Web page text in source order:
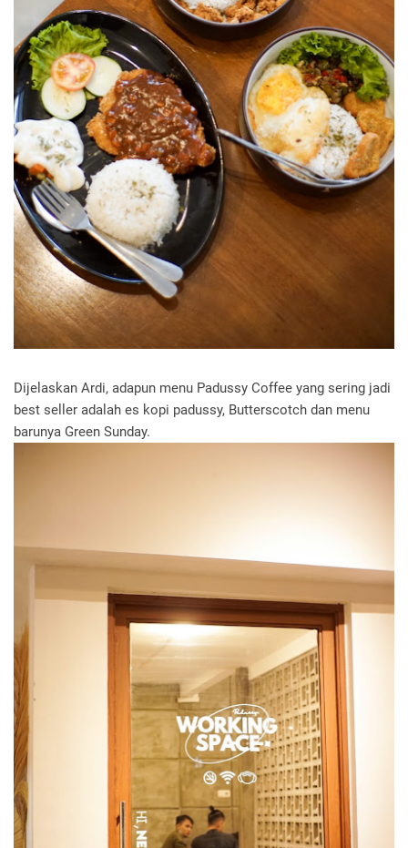
Dijelaskan Ardi, adapun menu Padussy Coffee yang sering jadi
best seller adalah es kopi padussy, Butterscotch dan menu
barunya Green Sunday.